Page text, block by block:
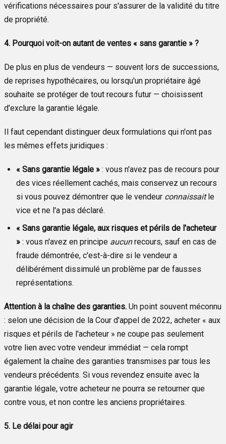
vérifications nécessaires pour s'assurer de la validité du titre
de propriété.
4. Pourquoi voit-on autant de ventes « sans garantie » ?
De plus en plus de vendeurs — souvent lors de successions,
de reprises hypothécaires, ou lorsqu'un propriétaire âgé
souhaite se protéger de tout recours futur — choisissent
d'exclure la garantie légale.
Il faut cependant distinguer deux formulations qui n'ont pas
les mêmes effets juridiques :
« Sans garantie légale » : vous n'avez pas de recours pour
des vices réellement cachés, mais conservez un recours
si vous pouvez démontrer que le vendeur connaissaitle
vice et ne l'a pas déclaré.
« Sans garantie légale, aux risques et périls de l'acheteur
» : vous n'avez en principe aucunrecours, sauf en cas de
fraude démontrée, c'est-à-dire si le vendeur a
délibérément dissimulé un problème par de fausses
représentations.
Attention à la chaîne des garanties. Un point souvent méconnu
: selon une décision de la Cour d'appel de 2022, acheter « aux
risques et périls de l'acheteur » ne coupe pas seulement
votre lien avec votre vendeur immédiat — cela rompt
également la chaîne des garanties transmises par tous les
vendeurs précédents. Si vous revendez ensuite avec la
garantie légale, votre acheteur ne pourra se retourner que
contre vous, et non contre les anciens propriétaires.
5. Le délai pour agir